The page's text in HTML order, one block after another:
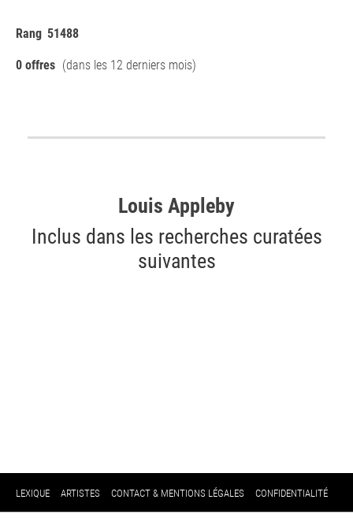
Rang 51488
0 offres (dans les 12 derniers mois)
Louis Appleby
Inclus dans les recherches curatées
suivantes
LEXIQUE ARTISTES CONTACT & MENTIONS LÉGALES CONFIDENTIALITÉ